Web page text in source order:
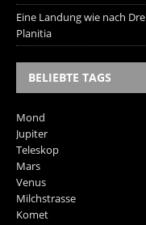
Eine Landung wie nach
Planitia
BELIEBTE TAGS
Mond
Jupiter
Teleskop
Mars
Venus
Milchstrasse
Komet